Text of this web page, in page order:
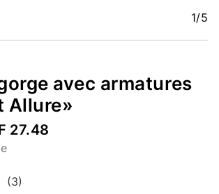
1/5
avec armatures
Allure»
27.48
(3)